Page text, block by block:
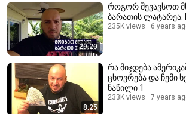
29:20
როგორ შევავსოთ
ბარათის ლატარეა.
235K views 6 years
8:25
რა მიჯდება
ცხოვრება და ჩემი
ნაწილი 1
233K views 7 years